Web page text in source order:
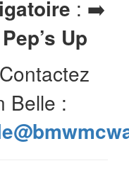
: ➡️
Up
Contactez
Belle :